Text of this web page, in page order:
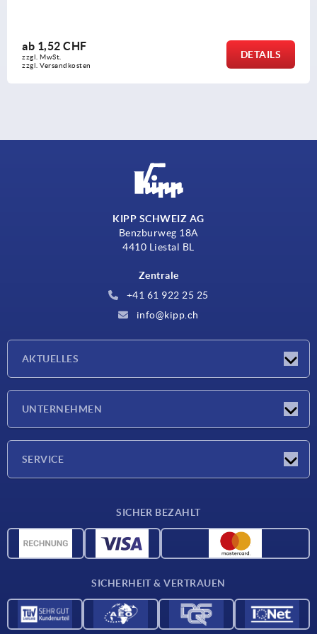
8,78 CHF
zzgl. Versandkosten
KIPP SCHWEIZ AG
Benzburweg 18A
4410 Liestal BL
Zentrale
+41 61 922 25 25
info@kipp.ch
AKTUELLES
UNTERNEHMEN
SERVICE
CAD-Daten
SICHER BEZAHLT
SICHERHEIT & VERTRAUEN